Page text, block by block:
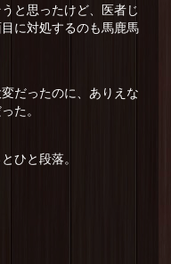
と思ったけど、医者じ
に対処するのも馬鹿馬
だったのに、ありえな
た。
ひと段落。